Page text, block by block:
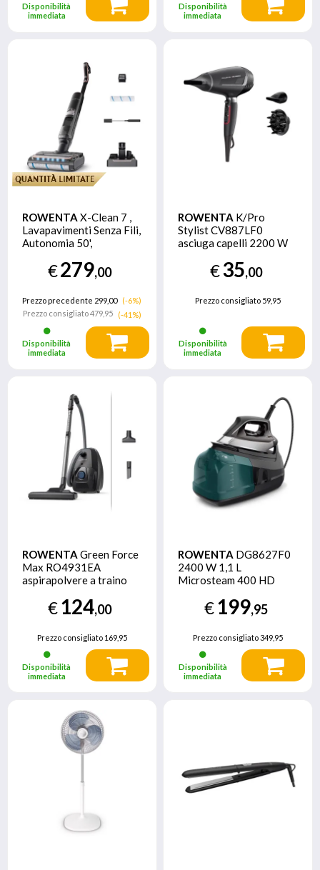
Disponibilità
immediata
Disponibilità
immediata
ROWENTA X-Clean 7 ,
Lavapavimenti Senza Fili,
Autonomia 50',
Assistente Vocale,
Autopulizia e
Asciugatura, Luci Led,
Pulizia Bordi, GZ5736
€279,00
Prezzo precedente 299,00 (-6%)
Prezzo consigliato479,95 (-41%)
Disponibilità
immediata
ROWENTA K/Pro
Stylist CV887LF0
asciuga capelli 2200 W
€35,00
Prezzo consigliato 59,95
Disponibilità
immediata
ROWENTA Green Force
Max RO4931EA
aspirapolvere a traino
Sacchetto per la polvere
€124,00
Prezzo consigliato169,95
Disponibilità
immediata
ROWENTA DG8627F0
2400 W 1,1 L
Microsteam 400 HD
€199,95
Prezzo consigliato349,95
Disponibilità
immediata